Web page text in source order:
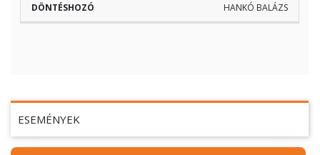
ESEMÉNYEK
HANKÓ BALÁZS